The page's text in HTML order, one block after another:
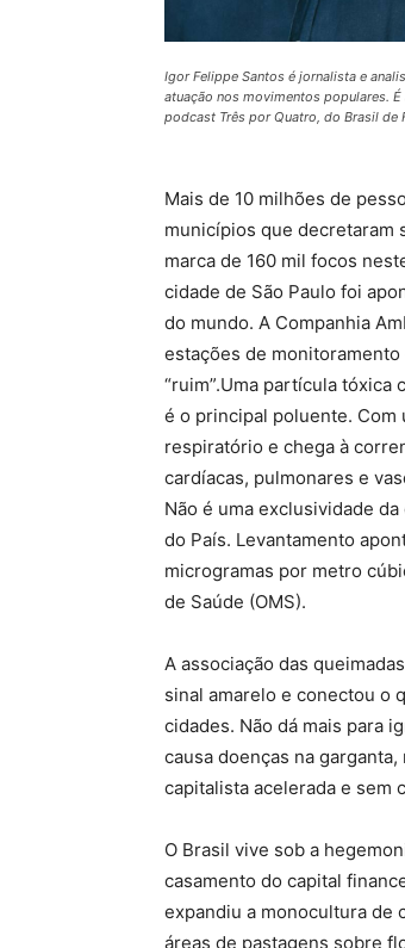
Igor Felippe Santos é jornalista e
atuação nos movimentos populares.
podcast Três por Quatro, do Brasil de
Mais de 10 milhões de
municípios que decretaram
marca de 160 mil focos
cidade de São Paulo foi
do mundo. A Companhia
estações de monitoramento
“ruim”.Uma partícula
é o principal poluente. Com
respiratório e chega à
cardíacas, pulmonares e
Não é uma exclusividade
do País. Levantamento
microgramas por metro
de Saúde (OMS).
A associação das
sinal amarelo e conectou o
cidades. Não dá mais para
causa doenças na
capitalista acelerada e sem
O Brasil vive sob a
casamento do capital
expandiu a monocultura de
áreas de pastagens sobre